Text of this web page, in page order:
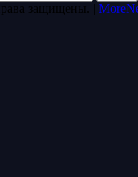
защищены. |